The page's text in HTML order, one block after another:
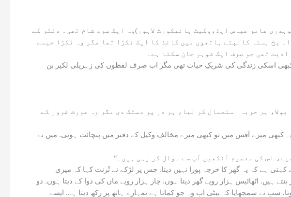
عامر عباس ایڈووکیٹ ہائیکورٹ لاہور)وہ ایک سرد شام تھی۔ دفتر کے
یخ بستہ کانپتے ہاتھوں میں کاغذ کا ایک ٹکڑا تھا مگر وہ ٹکڑا جیسے
تھی جو صرف ایک شوہر جان سکتا ہے۔
کبھی اسکی زندگی کی شریکِ حیات تھی مگر اب صرف لفظوں کی زہریلی لکیر بن
ہر حربہ استعمال کر لیا، ہر در پر دستک دی مگر وہ عورت غرور کے
میرے آفس میں تو کبھی میرے مخالف وکیل کے دفتر میں پنچائت ہوئی. میں نے
ہے کہ یہ گھر کا خرچہ پورا نہیں دیتا. جس پر لڑکے نے تُرنت کہا کہ میری
ہیں. اٹھائیس ہزار روپے گھر دیتا ہوں. چار ہزار روپے ماں کی دوا کے دیتا ہوں. دو
سب نے سمجھایا کہ بیٹی اب وہ جو کماتا ہے تمہارے ہاتھ پر رکھ دیتا ہے. ایسے